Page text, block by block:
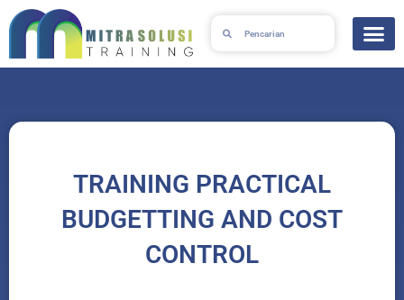
Skip
to
TRAINING PRACTICAL
BUDGETTING AND COST
CONTROL